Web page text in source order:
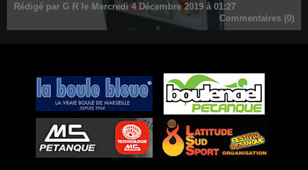
Rédigé par G R le Mercredi 4 Décembre 2019 à 01:27
Commentaires (0)